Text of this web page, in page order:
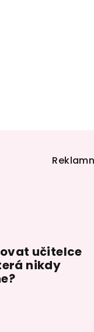
učitelce
nikdy